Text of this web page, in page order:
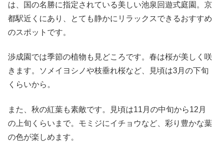
は、国の名勝に指定されている美しい池泉回遊式庭園。京
都駅近くにあり、とても静かにリラックスできるおすすめ
のスポットです。
渉成園では季節の植物も見どころです。春は桜が美しく咲
きます。ソメイヨシノや枝垂れ桜など、見頃は3月の下旬
くらいから。
また、秋の紅葉も素敵です。見頃は11月の中旬から12月
の上旬くらいまで。モミジにイチョウなど、彩り豊かな葉
の色が楽しめます。